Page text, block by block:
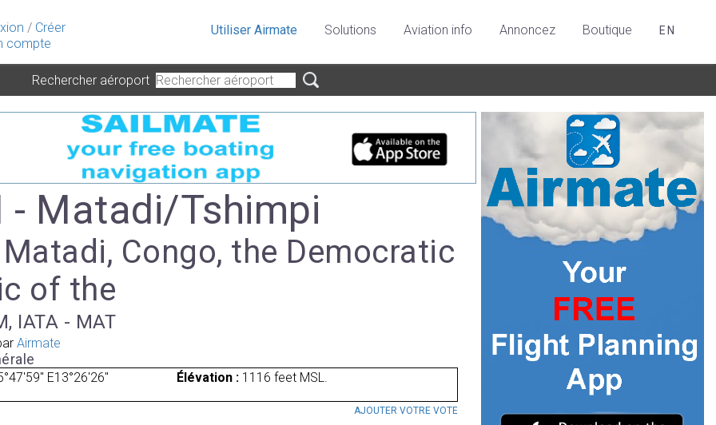
/ Créer
compte
Utiliser Airmate Solutions Aviation info Annoncez Boutique EN
Rechercher aéroport
- Matadi/Tshimpi
Congo, the Democratic
of the
IATA - MAT
Airmate
E13°26'26" Élévation :1116 feet MSL.
AJOUTER VOTRE VOTE